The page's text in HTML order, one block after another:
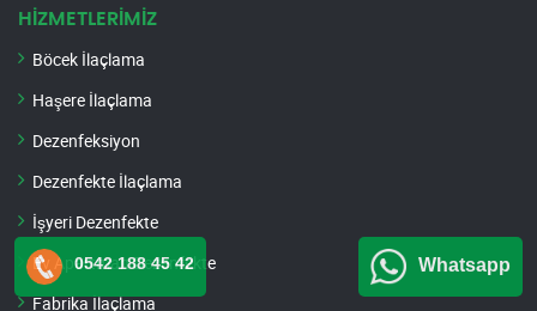
HİZMETLERİMİZ
Böcek İlaçlama
Haşere İlaçlama
Dezenfeksiyon
Dezenfekte İlaçlama
İşyeri Dezenfekte
Ev Apartman Dezenfekte
Fabrika İlaçlama
0542 188 45 42 Whatsapp